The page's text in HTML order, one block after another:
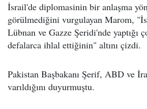
İsrail'de diplomasinin bir anlaşma
görülmediğini vurgulayan Marom,
Lübnan ve Gazze Şeridi'nde yaptığı
defalarca ihlal ettiğinin" altını çizdi.
Pakistan Başbakanı Şerif, ABD ve
varıldığını duyurmuştu.